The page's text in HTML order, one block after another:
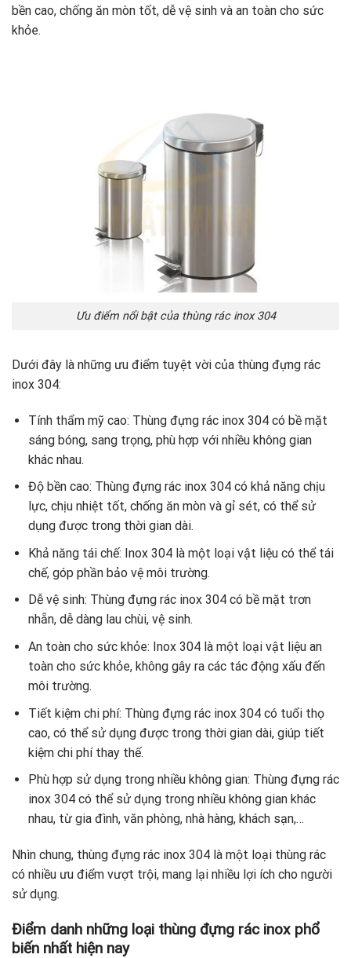
bền cao, chống ăn mòn tốt, dễ vệ sinh và an toàn cho sức
khỏe.
Ưu điểm nổi bật của thùng rác inox 304
Dưới đây là những ưu điểm tuyệt vời của thùng đựng rác
inox 304:
Tính thẩm mỹ cao: Thùng đựng rác inox 304 có bề mặt
sáng bóng, sang trọng, phù hợp với nhiều không gian
khác nhau.
Độ bền cao: Thùng đựng rác inox 304 có khả năng chịu
lực, chịu nhiệt tốt, chống ăn mòn và gỉ sét, có thể sử
dụng được trong thời gian dài.
Khả năng tái chế: Inox 304 là một loại vật liệu có thể tái
chế, góp phần bảo vệ môi trường.
Dễ vệ sinh: Thùng đựng rác inox 304 có bề mặt trơn
nhẵn, dễ dàng lau chùi, vệ sinh.
An toàn cho sức khỏe: Inox 304 là một loại vật liệu an
toàn cho sức khỏe, không gây ra các tác động xấu đến
môi trường.
Tiết kiệm chi phí: Thùng đựng rác inox 304 có tuổi thọ
cao, có thể sử dụng được trong thời gian dài, giúp tiết
kiệm chi phí thay thế.
Phù hợp sử dụng trong nhiều không gian: Thùng đựng rác
inox 304 có thể sử dụng trong nhiều không gian khác
nhau, từ gia đình, văn phòng, nhà hàng, khách sạn,…
Nhìn chung, thùng đựng rác inox 304 là một loại thùng rác
có nhiều ưu điểm vượt trội, mang lại nhiều lợi ích cho người
sử dụng.
Điểm danh những loại thùng đựng rác inox phổ
biến nhất hiện nay